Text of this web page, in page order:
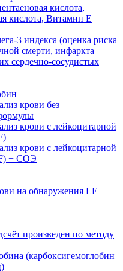
кислота,
кислота, Витамин E
3 индекса (оценка риска
смерти, инфаркта
сердечно-сосудистых
крови без
крови с лейкоцитарной
крови с лейкоцитарной
+ СОЭ
на обнаружения LE
произведен по методу
(карбоксигемоглобин